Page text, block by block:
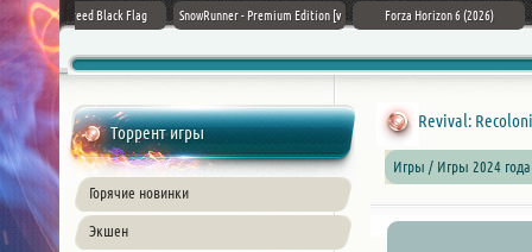
Flag
PC
SnowRunner - Premium Edition [v
Forza Horizon 6 (2026) Death Stranding 2:
Торрент игры
Горячие новинки
Экшен
Revival:
Игры / Игры 2024 года